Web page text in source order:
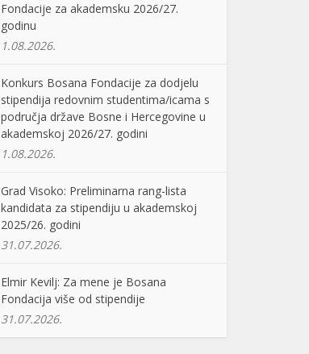
Fondacije za akademsku 2026/27.
godinu
1.08.2026.
Konkurs Bosana Fondacije za dodjelu
stipendija redovnim studentima/icama s
područja države Bosne i Hercegovine u
akademskoj 2026/27. godini
1.08.2026.
Grad Visoko: Preliminarna rang-lista
kandidata za stipendiju u akademskoj
2025/26. godini
31.07.2026.
Elmir Kevilj: Za mene je Bosana
Fondacija više od stipendije
31.07.2026.